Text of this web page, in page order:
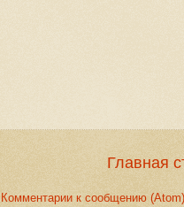
Главная
Комментарии к сообщению (Atom)